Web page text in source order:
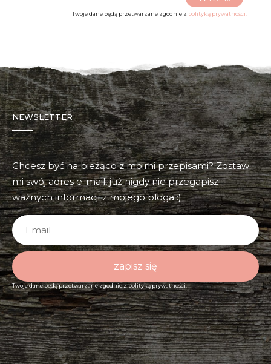
Twoje dane będą przetwarzane zgodnie z polityką prywatności.
NEWSLETTER
Chcesz być na bieżąco z moimi przepisami? Zostaw
mi swój adres e-mail, już nigdy nie przegapisz
ważnych informacji z mojego bloga :)
zapisz się
Twoje dane będą przetwarzane zgodnie zpolityką prywatności.